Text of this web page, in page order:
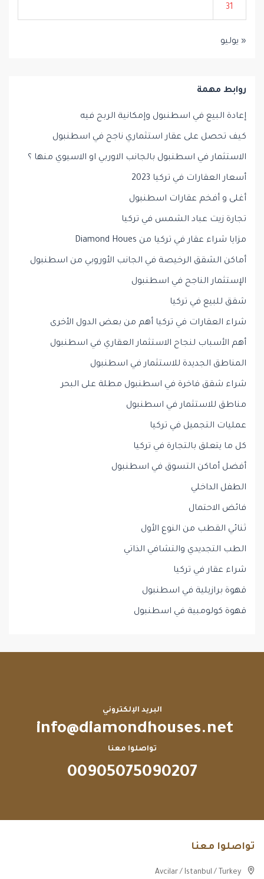
31
« يوليو
روابط مهمة
إعادة البيع في اسطنبول وإمكانية الربح فيه
كيف تحصل على عقار استثماري ناجح في اسطنبول
الاستثمار في اسطنبول بالجانب الاوربي او الاسيوي منها ؟
أسعار العقارات في تركيا 2023
أغلى و أفخم عقارات اسطنبول
تجارة زيت عباد الشمس في تركيا
مزايا شراء عقار في تركيا من Diamond Houes
أماكن الشقق الرخيصة في الجانب الأوروبي من اسطنبول
الإستثمار الناجح في اسطنبول
شقق للبيع في تركيا
شراء العقارات في تركيا أهم من بعض الدول الأخرى
أهم الأسباب لنجاح الاستثمار العقاري في اسطنبول
المناطق الجديدة للاستثمار في اسطنبول
شراء شقق فاخرة في اسطنبول مطلة على البحر
مناطق للاستثمار في اسطنبول
عمليات التجميل في تركيا
كل ما يتعلق بالتجارة في تركيا
أفضل أماكن التسوق في اسطنبول
الطفل الداخلي
فائض الاحتمال
ثنائي القطب من النوع الأول
الطب التجديدي والتشافي الذاتي
شراء عقار في تركيا
قهوة برازيلية في اسطنبول
قهوة كولومبية في اسطنبول
البريد الإلكتروني
info@diamondhouses.net
تواصلوا معنا
00905075090207
تواصلوا معنا
Avcilar / Istanbul / Turkey